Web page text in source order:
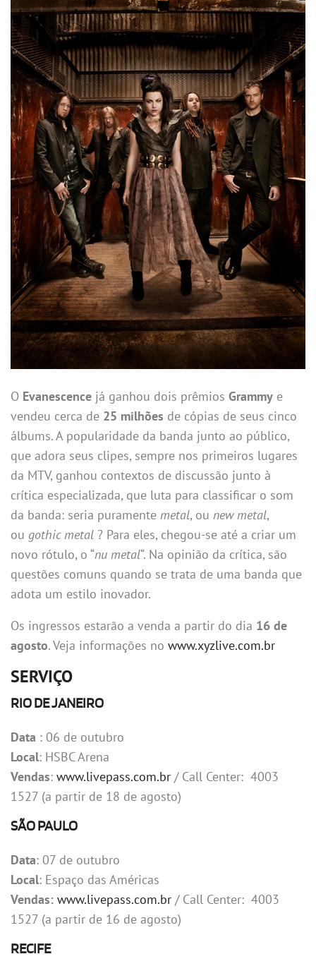
O Evanescence já ganhou dois prêmios Grammy e
vendeu cerca de 25 milhões de cópias de seus cinco
álbums. A popularidade da banda junto ao público,
que adora seus clipes, sempre nos primeiros lugares
da MTV, ganhou contextos de discussão junto à
crítica especializada, que luta para classificar o som
da banda: seria puramente metal, ou new metal,
ou gothic metal ? Para eles, chegou-se até a criar um
novo rótulo, o “nu metal“. Na opinião da crítica, são
questões comuns quando se trata de uma banda que
adota um estilo inovador.
Os ingressos estarão a venda a partir do dia 16 de
agosto. Veja informações no www.xyzlive.com.br
SERVIÇO
RIO DE JANEIRO
Data : 06 de outubro
Local: HSBC Arena
Vendas: www.livepass.com.br / Call Center: 4003
1527 (a partir de 18 de agosto)
SÃO PAULO
Data: 07 de outubro
Local: Espaço das Américas
Vendas: www.livepass.com.br / Call Center: 4003
1527 (a partir de 16 de agosto)
RECIFE